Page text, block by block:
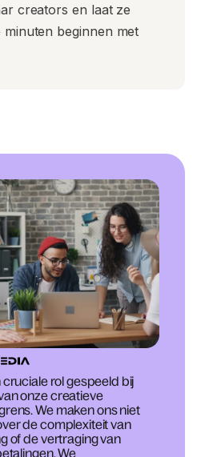
creators en laat ze
minuten beginnen met
cruciale rol gespeeld bij
onze creatieve
We maken ons niet
de complexiteit van
of de vertraging van
We